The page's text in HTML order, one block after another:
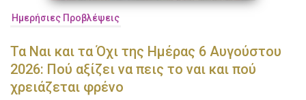
Ημερήσιες Προβλέψεις
Τα Ναι και τα Όχι της Ημέρας 6 Αυγούστου
2026: Πού αξίζει να πεις το ναι και πού
χρειάζεται φρένο